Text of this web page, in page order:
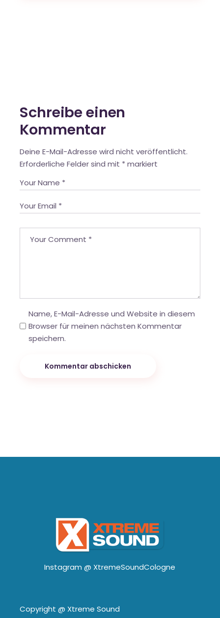
Schreibe einen
Kommentar
Deine E-Mail-Adresse wird nicht veröffentlicht.
Erforderliche Felder sind mit * markiert
Name, E-Mail-Adresse und Website in diesem
Browser für meinen nächsten Kommentar
speichern.
Kommentar abschicken
Instagram @ XtremeSoundCologne
Copyright @ Xtreme Sound